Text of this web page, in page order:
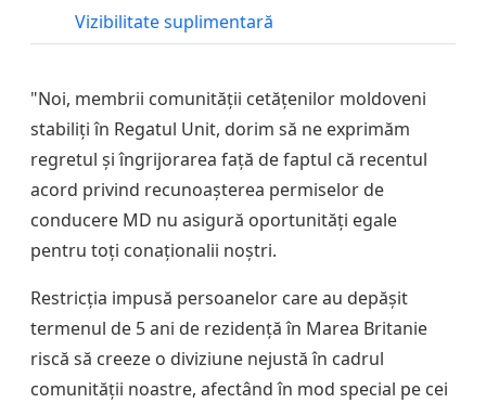
Vizibilitate suplimentară
"Noi, membrii comunității cetățenilor moldoveni
stabiliți în Regatul Unit, dorim să ne exprimăm
regretul și îngrijorarea față de faptul că recentul
acord privind recunoașterea permiselor de
conducere MD nu asigură oportunități egale
pentru toți conaționalii noștri.
Restricția impusă persoanelor care au depășit
termenul de 5 ani de rezidență în Marea Britanie
riscă să creeze o diviziune nejustă în cadrul
comunității noastre, afectând în mod special pe cei